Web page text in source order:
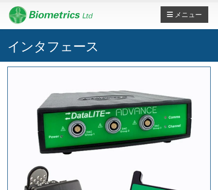
メニュー
インタフェース